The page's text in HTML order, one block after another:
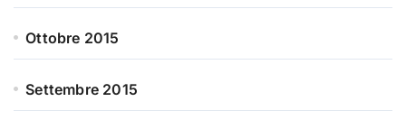
Ottobre 2015
Settembre 2015